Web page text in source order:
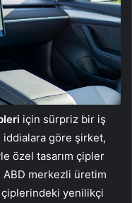
için sürpriz bir iş
göre şirket,
özel tasarım çipler
ABD merkezli üretim
çiplerindeki yenilikçi